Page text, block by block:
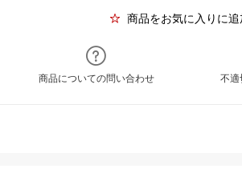
商品をお気に入りに追
商品についての問い合わせ 不適